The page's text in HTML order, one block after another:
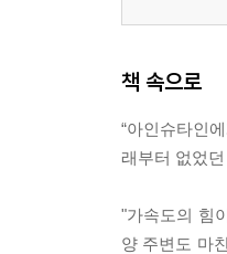
책 속으로
“아인슈타인
래부터 없었
"가속도의 힘
양 주변도 마